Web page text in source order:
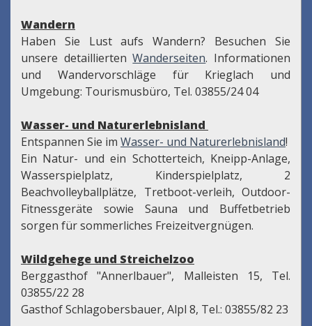
Wandern
Haben Sie Lust aufs Wandern? Besuchen Sie
unsere detailliertenWanderseiten. Informationen
und Wandervorschläge für Krieglach und
Umgebung: Tourismusbüro, Tel. 03855/24 04
Wasser- und Naturerlebnisland
Entspannen Sie im Wasser- und Naturerlebnisland!
Ein Natur- und ein Schotterteich, Kneipp-Anlage,
Wasserspielplatz, Kinderspielplatz, 2
Beachvolleyballplätze, Tretboot-verleih, Outdoor-
Fitnessgeräte sowie Sauna und Buffetbetrieb
sorgen für sommerliches Freizeitvergnügen.
Wildgehege und Streichelzoo
Berggasthof "Annerlbauer", Malleisten 15, Tel.
03855/22 28
Gasthof Schlagobersbauer, Alpl 8, Tel.: 03855/82 23